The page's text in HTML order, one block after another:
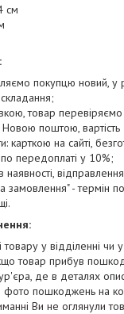
см
покупцю новий, у
товар перевіряємо
поштою,
карткою на сайті,
передоплаті у 10%;
замовлення" - термін
у відділенні чи
товар прибув
де в деталях
фото пошкоджень на
Ви не оглянули